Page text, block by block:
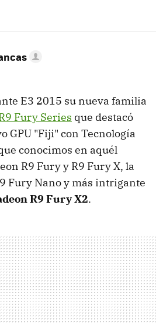
E3 2015 su nueva familia
Fury Series que destacó
GPU "Fiji" con Tecnología
conocimos en aquél
R9 Fury y R9 Fury X, la
Fury Nano y más intrigante
R9 Fury X2.